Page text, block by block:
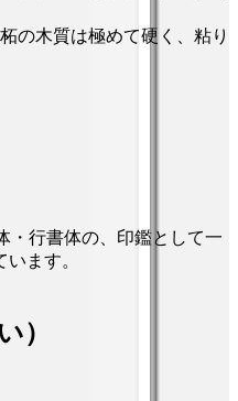
の木質は極めて硬く、粘り
・行書体の、印鑑として一
ます。
）